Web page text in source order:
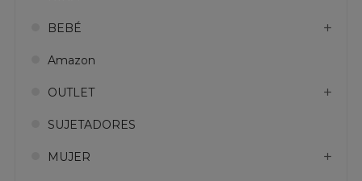
BEBÉ
Amazon
OUTLET
SUJETADORES
MUJER